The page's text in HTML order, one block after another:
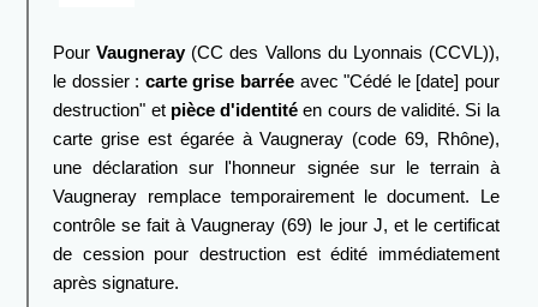
PourVaugneray(CC des Vallons du Lyonnais (CCVL)),
le dossier : carte grise barrée avec "Cédé le [date] pour
destruction" et pièce d'identité en cours de validité. Si la
carte grise est égarée à Vaugneray (code 69, Rhône),
une déclaration sur l'honneur signée sur le terrain à
Vaugneray remplace temporairement le document. Le
contrôle se fait à Vaugneray (69) le jour J, et le certificat
de cession pour destruction est édité immédiatement
après signature.